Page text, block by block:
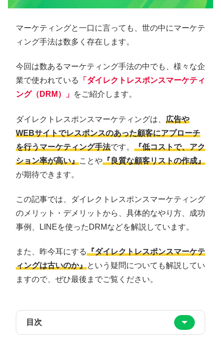
マーケティングと一口に言っても、世の中にマーケテ
ィング手法は数多く存在します。
今回は数あるマーケティング手法の中でも、様々な企
業で使われている
「ダイレクトレスポンスマーケティ
ング（DRM）」 をご紹介します。
ダイレクトレスポンスマーケティングは、 広告や
WEBサイトでレスポンスのあった顧客にアプローチ
を行うマーケティング手法です。 『低コストで、アク
ション率が高い』ことや『良質な顧客リストの作成』
が期待できます。
この記事では、ダイレクトレスポンスマーケティング
のメリット・デメリットから、具体的なやり方、成功
事例、LINEを使ったDRMなどを解説しています。
また、昨今耳にする『ダイレクトレスポンスマーケテ
ィングは古いのか』という疑問についても解説してい
ますので、ぜひ最後までご覧ください。
目次